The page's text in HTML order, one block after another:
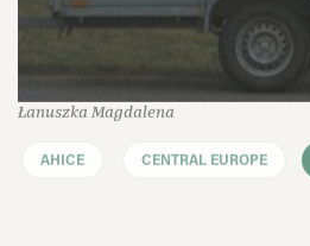
Łanuszka Magdalena
AHICE CENTRAL EUROPE